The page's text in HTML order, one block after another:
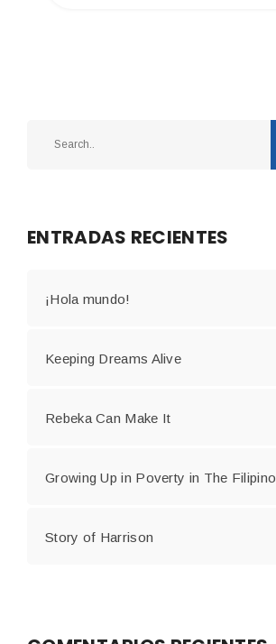
ENTRADAS RECIENTES
¡Hola mundo!
Keeping Dreams Alive
Rebeka Can Make It
Growing Up in Poverty in The Filipino
Story of Harrison